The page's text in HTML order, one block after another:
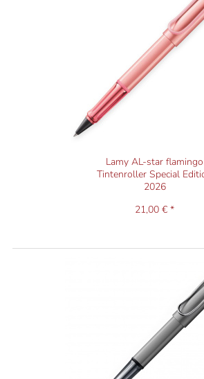
Lamy AL-star flamingo
Tintenroller Special
2026
21,00 € *